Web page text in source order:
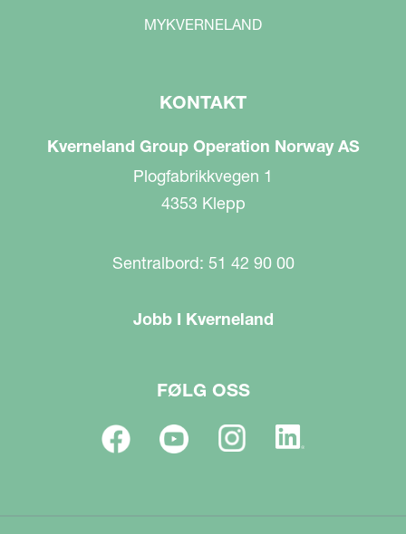
MYKVERNELAND
KONTAKT
Kverneland Group Operation Norway AS
Plogfabrikkvegen 1
4353 Klepp
Sentralbord: 51 42 90 00
Jobb I Kverneland
FØLG OSS